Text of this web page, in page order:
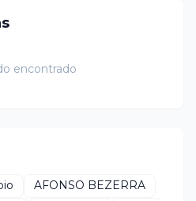
encontrado
AFONSO BEZERRA